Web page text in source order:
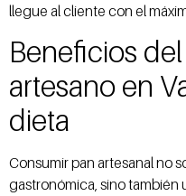
llegue al cliente con el
Beneficios
artesano en
dieta
Consumir pan artesanal no
gastronómica, sino también